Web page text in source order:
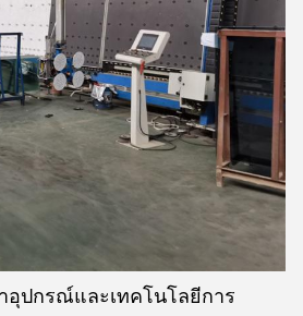
อุปกรณ์และเทคโนโลยีการ